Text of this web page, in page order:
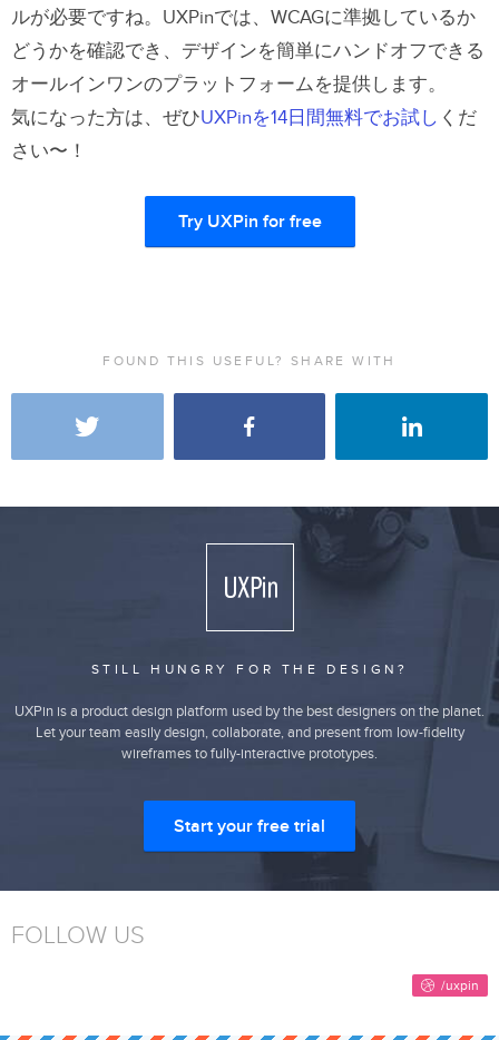
ルが必要ですね。UXPinでは、WCAGに準拠しているか
どうかを確認でき、デザインを簡単にハンドオフできる
オールインワンのプラットフォームを提供します。
気になった方は、ぜひUXPinを14日間無料でお試し くだ
さい〜！
Try UXPin for free
FOUND THIS USEFUL? SHARE WITH
STILL HUNGRY FOR THE DESIGN?
UXPin is a product design platform used by the best designers on the planet.
Let your team easily design, collaborate, and present from low-fidelity
wireframes to fully-interactive prototypes.
Start your free trial
FOLLOW US